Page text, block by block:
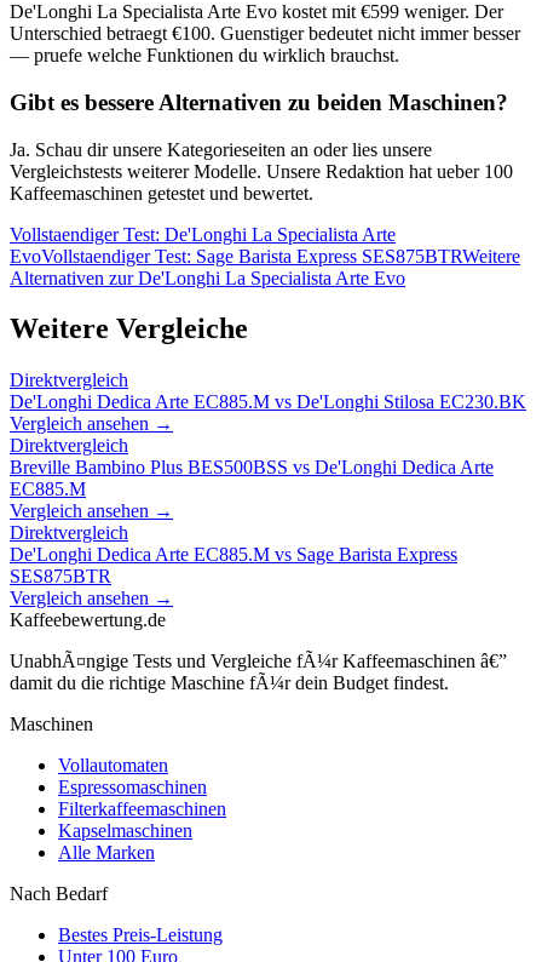
De'Longhi La Specialista Arte Evo kostet mit €599 weniger. Der
Unterschied betraegt €100. Guenstiger bedeutet nicht immer besser
— pruefe welche Funktionen du wirklich brauchst.
Gibt es bessere Alternativen zu beiden Maschinen?
Ja. Schau dir unsere Kategorieseiten an oder lies unsere
Vergleichstests weiterer Modelle. Unsere Redaktion hat ueber 100
Kaffeemaschinen getestet und bewertet.
Vollstaendiger Test: De'Longhi La Specialista Arte
EvoVollstaendiger Test: Sage Barista Express SES875BTRWeitere
Alternativen zurDe'Longhi La Specialista Arte Evo
Weitere Vergleiche
Direktvergleich
De'Longhi Dedica Arte EC885.M vs De'Longhi Stilosa EC230.BK
Vergleich ansehen →
Direktvergleich
Breville Bambino Plus BES500BSS vs De'Longhi Dedica Arte
EC885.M
Vergleich ansehen →
Direktvergleich
De'Longhi Dedica Arte EC885.M vs Sage Barista Express
SES875BTR
Vergleich ansehen →
Kaffeebewertung.de
UnabhÃ¤ngige Tests und Vergleiche fÃ¼r Kaffeemaschinen â€”
damit du die richtige Maschine fÃ¼r dein Budget findest.
Maschinen
Vollautomaten
Espressomaschinen
Filterkaffeemaschinen
Kapselmaschinen
Alle Marken
Nach Bedarf
Bestes Preis-Leistung
Unter 100 Euro